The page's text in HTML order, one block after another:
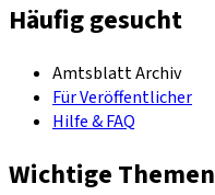
Häufig gesucht
Amtsblatt Archiv
Für Veröffentlicher
Hilfe & FAQ
Wichtige Themen